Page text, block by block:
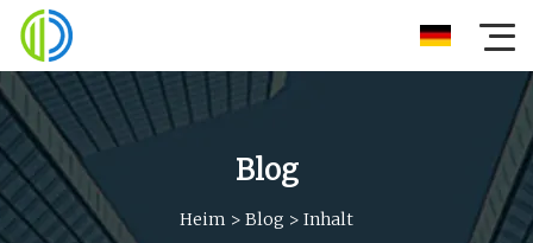
Blog
Heim > Blog > Inhalt